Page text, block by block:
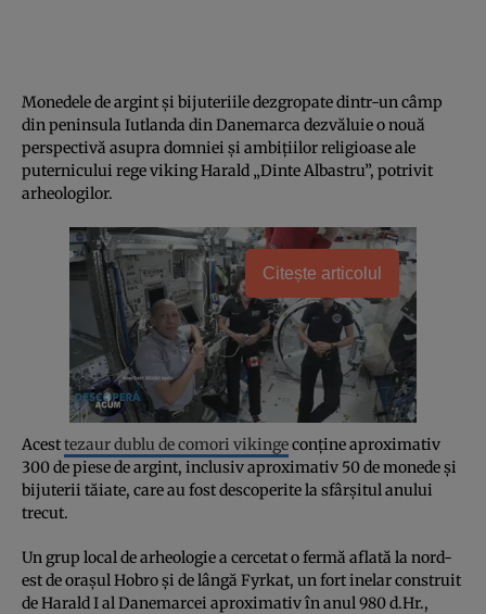
Monedele de argint și bijuteriile dezgropate dintr-un câmp
din peninsula Iutlanda din Danemarca dezvăluie o nouă
perspectivă asupra domniei și ambițiilor religioase ale
puternicului rege viking Harald „Dinte Albastru”, potrivit
arheologilor.
Citește articolul
Acesttezaur dublu de comori vikingeconține aproximativ
300 de piese de argint, inclusiv aproximativ 50 de monede și
bijuterii tăiate, care au fost descoperite la sfârșitul anului
trecut.
Un grup local de arheologie a cercetat o fermă aflată la nord-
est de orașul Hobro și de lângă Fyrkat, un fort inelar construit
de Harald I al Danemarcei aproximativ în anul 980 d.Hr.,